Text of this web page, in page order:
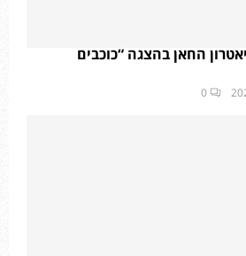
החאן בהצגה “כוכבים
0